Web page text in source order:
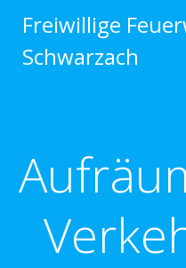
Freiwillige
Schwarzach